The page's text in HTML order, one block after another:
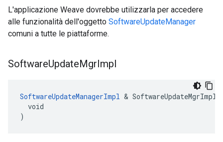
L'applicazione Weave dovrebbe utilizzarla per accedere
alle funzionalità dell'oggetto SoftwareUpdateManager
comuni a tutte le piattaforme.
SoftwareUpdateMgrImpl
SoftwareUpdateManagerImpl & SoftwareUpdateMgrImpl(
  void
)